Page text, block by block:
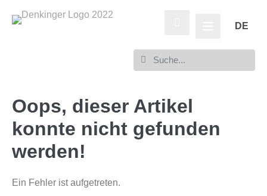
DE
Oops, dieser Artikel
konnte nicht gefunden
werden!
Ein Fehler ist aufgetreten.